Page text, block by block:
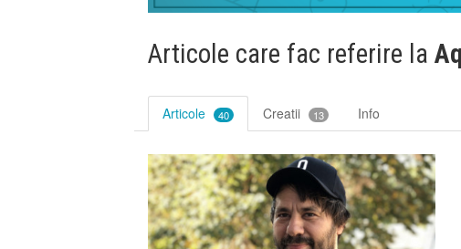
Articole care fac referire la
Articole 40 Creatii 13 Info